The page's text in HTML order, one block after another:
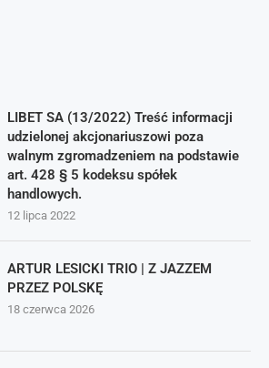
LIBET SA (13/2022) Treść informacji
udzielonej akcjonariuszowi poza
walnym zgromadzeniem na podstawie
art. 428 § 5 kodeksu spółek
handlowych.
12 lipca 2022
ARTUR LESICKI TRIO | Z JAZZEM
PRZEZ POLSKĘ
18 czerwca 2026